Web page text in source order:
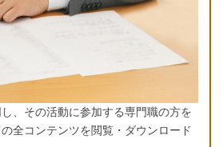
、その活動に参加する専門職の方を
全コンテンツを閲覧・ダウンロード